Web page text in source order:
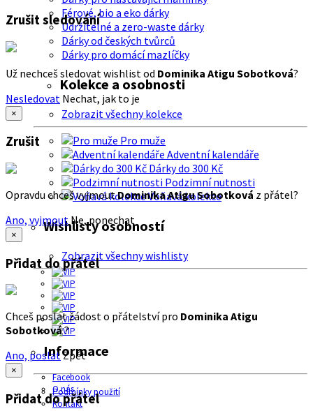
Férové, bio a eko dárky
Udržitelné a zero-waste dárky
Dárky od českých tvůrců
Dárky pro domácí mazlíčky
Kolekce a osobnosti
Zobrazit všechny kolekce
Pro muže
Adventní kalendáře
Dárky do 300 Kč
Podzimní nutnosti
Voňavá kolekce
Wishlisty osobností
Zobrazit všechny wishlisty
Informace
Facebook
O nás
Podmínky použití
Kontakt
Zrušit sledování
Už nechceš sledovat wishlist od Dominika Atigu Sobotková?
Nesledovat Nechat, jak to je
×
Zrušit
Opravdu chceš vyjmoutDominika Atigu Sobotková z přátel?
Ano, vyjmout Ne, ponechat
×
Přidat do přátel
Chceš poslat žádost o přátelství pro Dominika Atigu
Sobotková?
Ano, poslatZpět
×
Přidat do přátel